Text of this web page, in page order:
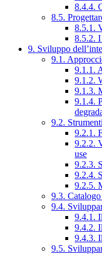
8.4.4.
8.5.
8.5.1.
8.5.2.
9. Sviluppo
9.1.
9.1.1.
9.1.2.
9.1.3.
9.1.4.
9.2.
9.2.1.
9.2.2.
use
9.2.3.
9.2.4.
9.2.5.
9.3.
9.4.
9.4.1.
9.4.2.
9.4.3.
9.5.